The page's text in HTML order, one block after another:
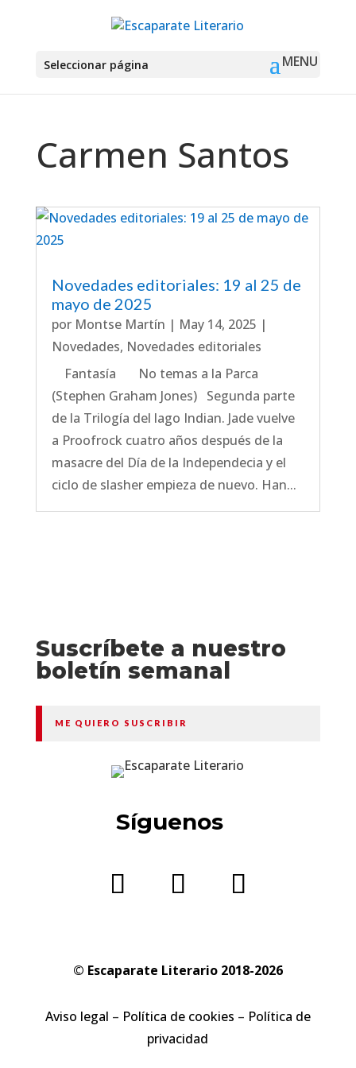
Seleccionar página
Carmen Santos
Novedades editoriales: 19 al 25 de
mayo de 2025
por Montse Martín | May 14, 2025 |
Novedades, Novedades editoriales
Fantasía No temas a la Parca
(Stephen Graham Jones) Segunda parte
de la Trilogía del lago Indian. Jade vuelve
a Proofrock cuatro años después de la
masacre del Día de la Independecia y el
ciclo de slasher empieza de nuevo. Han...
Suscríbete a nuestro
boletín semanal
ME QUIERO SUSCRIBIR
Síguenos
© Escaparate Literario 2018-2026
Aviso legal – Política de cookies – Política de
privacidad